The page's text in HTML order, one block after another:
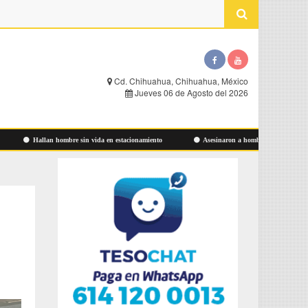
Cd. Chihuahua, Chihuahua, México
Jueves 06 de Agosto del 2026
Hallan hombre sin vida en estacionamiento Asesinaron a hombre ayer en Las Aldabas